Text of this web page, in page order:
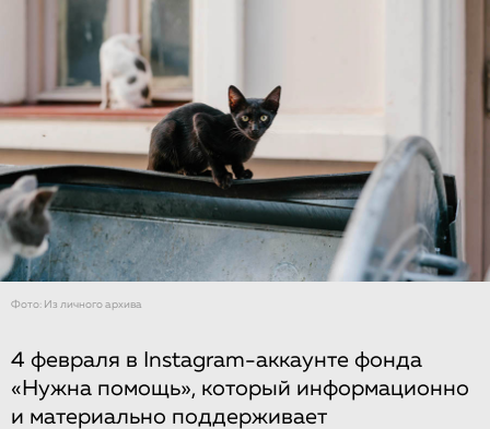
Фото: Из личного архива
4 февраля в Instagram-аккаунте фонда
«Нужна помощь», который информационно
и материально поддерживает